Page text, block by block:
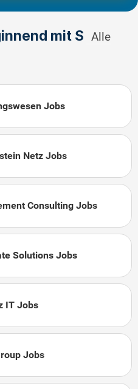
mit S Alle
Jobs
Netz Jobs
Consulting Jobs
Solutions Jobs
IT Jobs
Jobs